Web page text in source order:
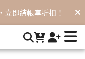
免運優惠！